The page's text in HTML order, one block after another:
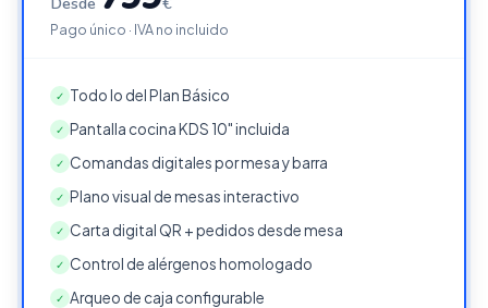
Pago único · IVA no incluido
✓ Todo lo del Plan Básico
✓ Pantalla cocina KDS 10" incluida
✓ Comandas digitales por mesa y barra
✓ Plano visual de mesas interactivo
✓ Carta digital QR + pedidos desde mesa
✓ Control de alérgenos homologado
✓ Arqueo de caja configurable